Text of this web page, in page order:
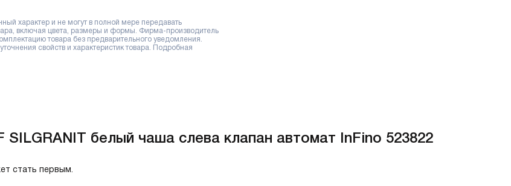
характер и не могут в полной мере передавать
включая цвета, размеры и формы. Фирма-производитель
товара без предварительного уведомления.
свойств и характеристик товара. Подробная
белый чаша слева клапан автомат InFino 523822
стать первым.